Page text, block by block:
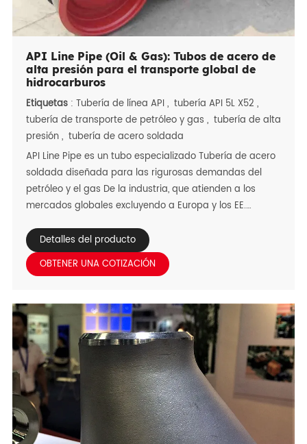
API Line Pipe (Oil & Gas): Tubos de acero de
alta presión para el transporte global de
hidrocarburos
Etiquetas: Tubería de línea API, tubería API 5L X52 ,
tubería de transporte de petróleo y gas , tubería de alta
presión, tubería de acero soldada
API Line Pipe es un tubo especializado Tubería de acero
soldada diseñada para las rigurosas demandas del
petróleo y el gas De la industria, que atienden a los
mercados globales excluyendo a Europa y los EE.
entrega la confiabilidad excepcional para transportar
Petróleo crudo, gas natural e hidrocarburos bajo alta
presión y duras condiciones Condiciones ambientales.
desierto, Rocío de sal costera, humedad tropical y
regiones de baja temperatura: estas tuberías Están
disponibles en grados de API 5L Gr. B a X80, con acero
de baja temperatura Opciones para frío extremo. Ideal
para tuberías onshore/offshore, recolección Líneas,
líneas de inyección y tuberías de proceso de refinería,
aseguran a prueba de fugas Rendimiento e integridad
estructural, lo que los convierte en la opción preferida
para el aceite Proyectos de gas en todo el mundo.
Detalles del producto
OBTENER UNA COTIZACIÓN